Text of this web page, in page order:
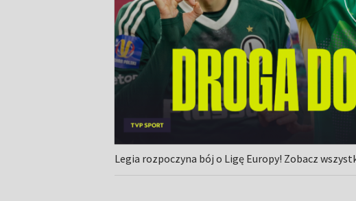
Legia rozpoczyna bój o Ligę Europy! Zobacz